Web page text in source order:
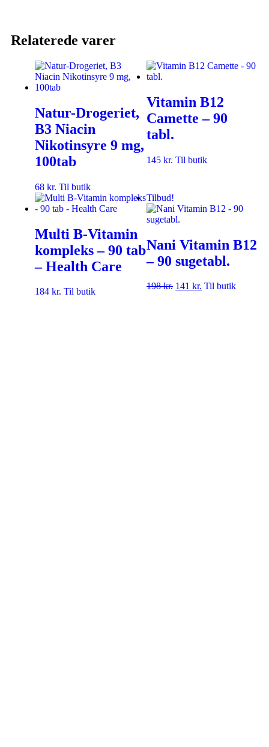
Relaterede varer
Natur-Drogeriet,
B3 Niacin
Nikotinsyre 9 mg,
100tab
68 kr. Til butik
Vitamin B12
Camette – 90
tabl.
145 kr. Til butik
Multi B-Vitamin
kompleks – 90 tab
– Health Care
184 kr. Til butik
Tilbud!
Nani Vitamin B12
– 90 sugetabl.
198kr. 141 kr. Til butik